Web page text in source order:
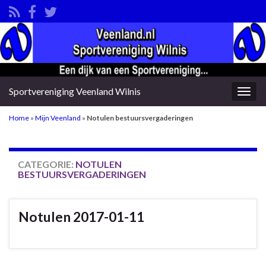
Sportvereniging Veenland Wilnis
Home » Mijn Veenland » Notulen bestuursvergaderingen
CATEGORIE: NOTULEN
BESTUURSVERGADERINGEN
Notulen 2017-01-11